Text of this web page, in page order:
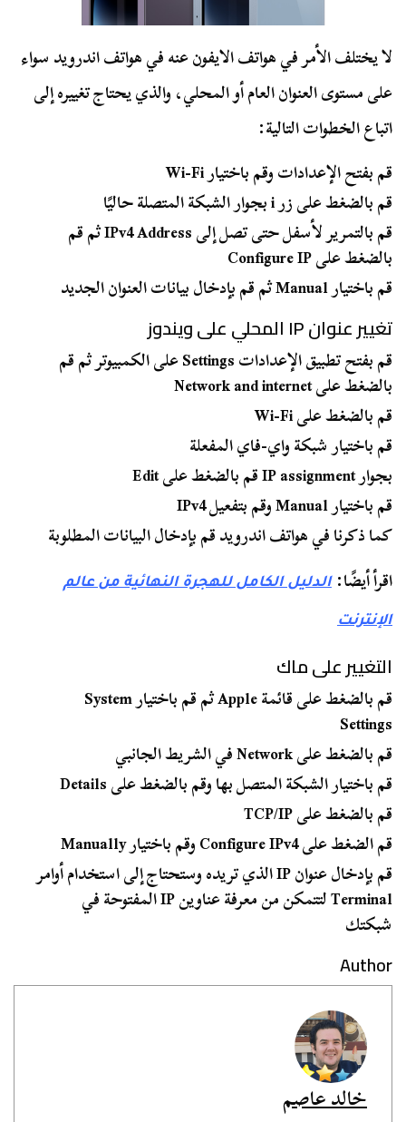
لا يختلف الأمر في هواتف الايفون عنه في هواتف اندرويد سواء
على مستوى العنوان العام أو المحلي، والذي يحتاج تغييره إلى
اتباع الخطوات التالية:
قم بفتح الإعدادات وقم باختيار Wi-Fi
قم بالضغط على زر i بجوار الشبكة المتصلة حاليًا
قم بالتمرير لأسفل حتى تصل إلى IPv4 Address ثم قم
بالضغط على Configure IP
قم باختيار Manual ثم قم بإدخال بيانات العنوان الجديد
تغيير عنوان IP المحلي على ويندوز
قم بفتح تطبيق الإعدادات Settings على الكمبيوتر ثم قم
بالضغط على Network and internet
قم بالضغط على Wi-Fi
قم باختيار شبكة واي-فاي المفعلة
بجوار IP assignment قم بالضغط على Edit
قم باختيار Manual وقم بتفعيل IPv4
كما ذكرنا في هواتف اندرويد قم بإدخال البيانات المطلوبة
اقرأ أيضًا:الدليل الكامل للهجرة النهائية من عالم
الإنترنت
التغيير على ماك
قم بالضغط على قائمة Apple ثم قم باختيار System
Settings
قم بالضغط على Network في الشريط الجانبي
قم باختيار الشبكة المتصل بها وقم بالضغط على Details
قم بالضغط على TCP/IP
قم الضغط على Configure IPv4 وقم باختيار Manually
قم بإدخال عنوان IP الذي تريده وستحتاج إلى استخدام أوامر
Terminal لتتمكن من معرفة عناوين IP المفتوحة في
شبكتك
Author
خالد عاصم